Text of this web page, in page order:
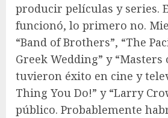
producir películas y series.
funcionó, lo primero no.
“Band of Brothers”, “The
Greek Wedding” y
tuvieron éxito en cine y
Thing You Do!” y “Larry
público. Probablemente